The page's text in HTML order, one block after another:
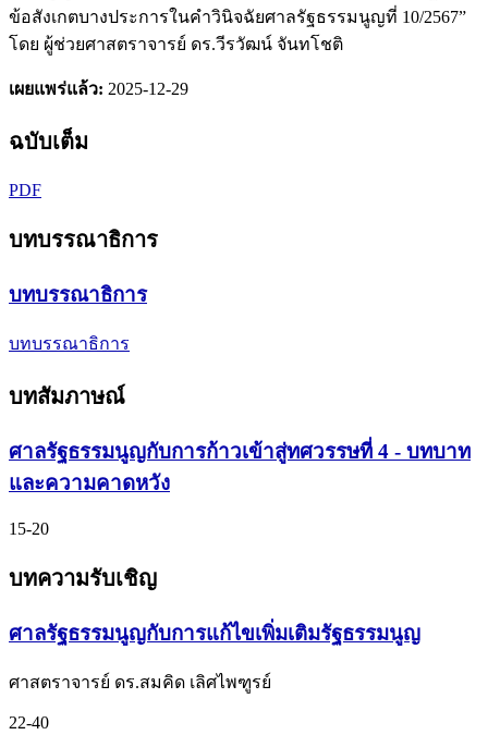
ข้อสังเกตบางประการในคำวินิจฉัยศาลรัฐธรรมนูญที่ 10/2567”
โดย ผู้ช่วยศาสตราจารย์ ดร.วีรวัฒน์ จันทโชติ
เผยแพร่แล้ว: 2025-12-29
ฉบับเต็ม
PDF
บทบรรณาธิการ
บทบรรณาธิการ
บทบรรณาธิการ
บทสัมภาษณ์
ศาลรัฐธรรมนูญกับการก้าวเข้าสู่ทศวรรษที่ 4 - บทบาท
และความคาดหวัง
15-20
บทความรับเชิญ
ศาลรัฐธรรมนูญกับการแก้ไขเพิ่มเติมรัฐธรรมนูญ
ศาสตราจารย์ ดร.สมคิด เลิศไพฑูรย์
22-40